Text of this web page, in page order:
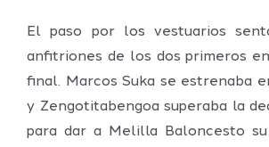
El paso por los vestuarios
anfitriones de los dos primeros
final. Marcos Suka se estrenaba
y Zengotitabengoa superaba la
para dar a Melilla Baloncesto